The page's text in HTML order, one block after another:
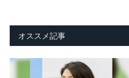
オススメ記事